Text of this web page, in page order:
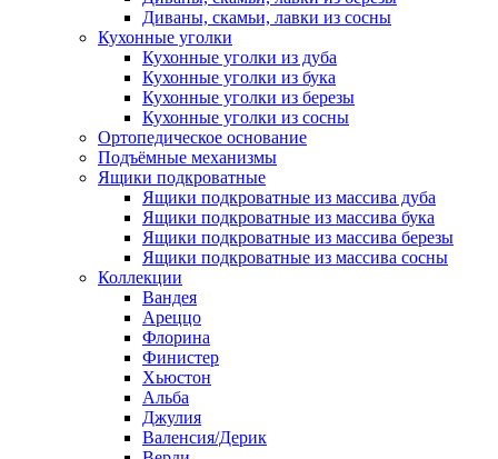
Диваны, скамьи, лавки из сосны
Кухонные уголки
Кухонные уголки из дуба
Кухонные уголки из бука
Кухонные уголки из березы
Кухонные уголки из сосны
Ортопедическое основание
Подъёмные механизмы
Ящики подкроватные
Ящики подкроватные из массива дуба
Ящики подкроватные из массива бука
Ящики подкроватные из массива березы
Ящики подкроватные из массива сосны
Коллекции
Вандея
Ареццо
Флорина
Финистер
Хьюстон
Альба
Джулия
Валенсия/Дерик